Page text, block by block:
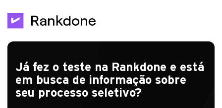
Já fez o teste na Rankdone e está
em busca de informação sobre
seu processo seletivo?